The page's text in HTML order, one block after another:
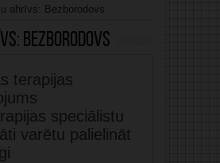
ahrīvs: Bezborodovs
Bezborodovs
terapijas
speciālistu
varētu palielināt